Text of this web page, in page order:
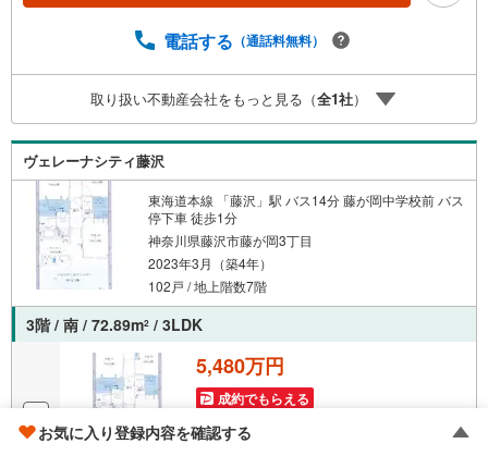
電話する （通話料無料）
取り扱い不動産会社をもっと見る（全1社）
ヴェレーナシティ藤沢
東海道本線 「藤沢」駅 バス14分 藤が岡中学校前 バス
停下車 徒歩1分
神奈川県藤沢市藤が岡3丁目
2023年3月（築4年）
102戸 / 地上階数7階
3階 / 南 / 72.89m2 / 3LDK
5,480万円
成約でもらえる
お気に入り登録内容を確認する